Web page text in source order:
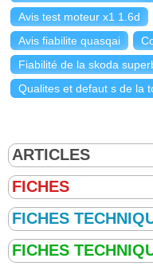
Avis test moteur x1 1.6d
Avis fiabilite quasqai
Fiabilité de la skoda
Qualites et defaut s de la